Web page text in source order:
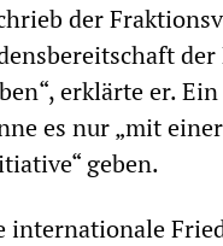
der
erklärte er.
es nur „mit
geben.
internationale